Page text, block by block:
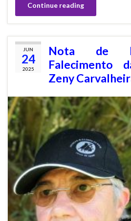
Continue reading
JUN
24
2025
Nota de
Falecimento
Zeny